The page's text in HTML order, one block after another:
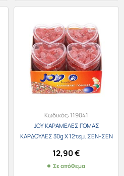
Κωδικός:119041
JOY ΚΑΡΑΜΕΛΕΣ ΓΟΜΑΣ
ΚΑΡΔΟΥΛΕΣ 30g X 12τεμ. ΣΕΝ-ΣΕΝ
12,90€
Σε απόθεμα